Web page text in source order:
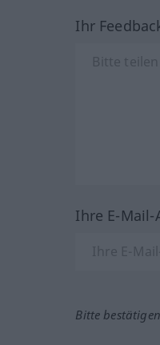
Ihr
Ihre E-
Bitte